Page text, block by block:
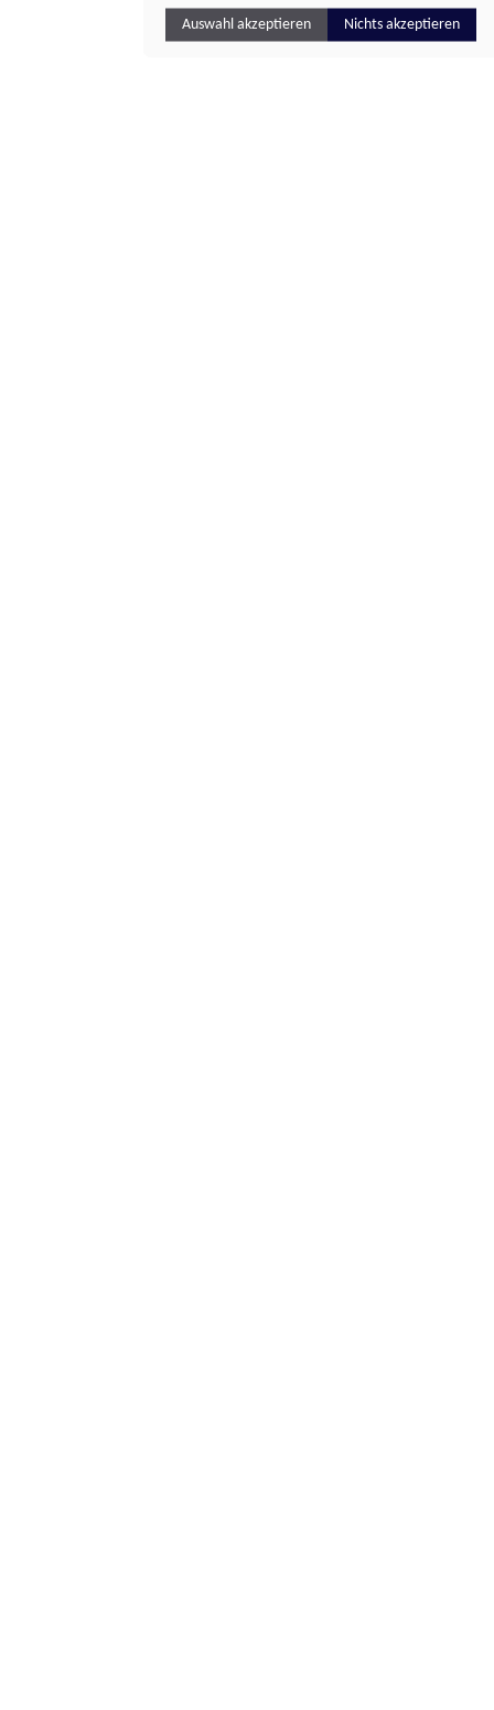
Auswahl akzeptieren Nichts akzeptieren